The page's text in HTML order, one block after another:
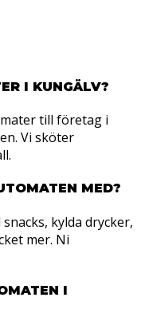
I KUNGÄLV?
till företag i
Vi sköter
MED?
kylda drycker,
mer. Ni
I